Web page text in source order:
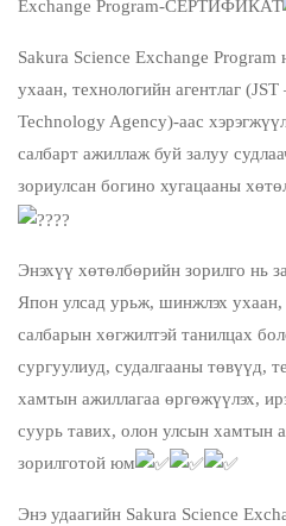
Exchange Program-СЕРТИФИКАТ
Sakura Science Exchange
ухаан, технологийн агентлаг
Technology Agency)-аас
салбарт ажиллаж буй залуу
зориулсан богино хугацааны
Энэхүү хөтөлбөрийн зорилго нь
Япон улсад урьж, шинжлэх ухаан,
салбарын хөгжилтэй танилцах
сургуулиуд, судалгааны төвүүд,
хамтын ажиллагаа өргөжүүлэх,
суурь тавих, олон улсын хамтын
зорилготой юм
Энэ удаагийн Sakura Science